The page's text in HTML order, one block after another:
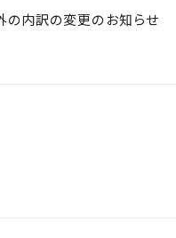
の内訳の変更のお知らせ